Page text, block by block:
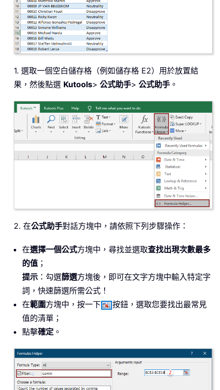
1. 選取一個空白儲存格（例如儲存格 E2）用於放置結
果，然後點選 Kutools> 公式助手> 公式助手 。
2. 在公式助手對話方塊中，請依照下列步驟操作：
在選擇一個公式方塊中，尋找並選取查找出現次數最多
的值 ；
提示 ：勾選篩選方塊後，即可在文字方塊中輸入特定字
詞，快速篩選所需公式！
在範圍方塊中，按一下
按鈕，選取您要找出最常見
值的清單；
點擊確定 。